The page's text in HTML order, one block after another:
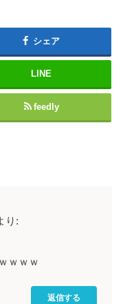
シェア
LINE
feedly
り:
ｗｗｗ
返信する